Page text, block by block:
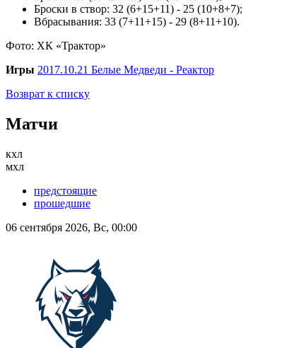
Броски в створ: 32 (6+15+11) - 25 (10+8+7);
Вбрасывания: 33 (7+11+15) - 29 (8+11+10).
Фото: ХК «Трактор»
Игры 2017.10.21 Белые Медведи - Реактор
Возврат к списку
Матчи
кхл
мхл
предстоящие
прошедшие
06 сентября 2026, Вс, 00:00